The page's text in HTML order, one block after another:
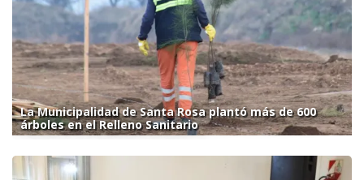
La Municipalidad de Santa Rosa plantó más de 600
árboles en el Relleno Sanitario